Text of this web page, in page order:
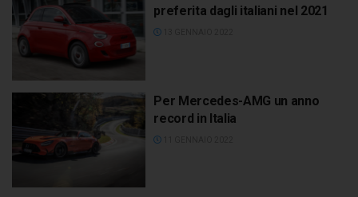
preferita dagli italiani nel 2021
Per Mercedes-AMG un anno
record in Italia